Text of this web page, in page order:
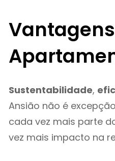
Sustentabilidade,
Ansião não é
cada vez mais parte
vez mais impacto na